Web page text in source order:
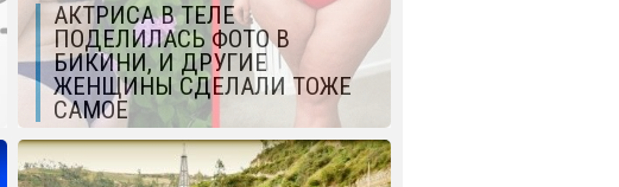
АКТРИСА В ТЕЛЕ
ПОДЕЛИЛАСЬ ФОТО В
БИКИНИ, И ДРУГИЕ
ЖЕНЩИНЫ СДЕЛАЛИ ТОЖЕ
САМОЕ